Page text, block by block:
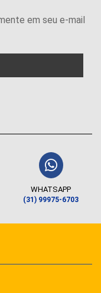
em seu e-mail
WHATSAPP
(31) 99975-6703